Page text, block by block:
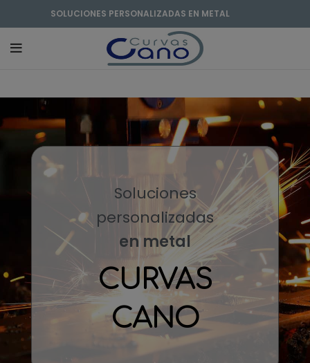
SOLUCIONES PERSONALIZADAS EN METAL
Soluciones
personalizadas
en metal
CURVAS
CANO